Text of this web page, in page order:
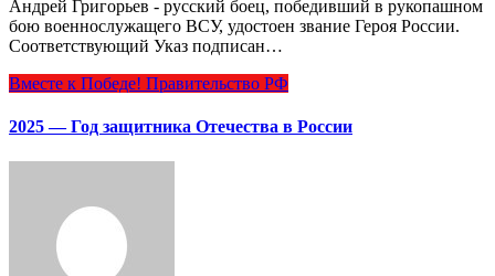
Андрей Григорьев - русский боец, победивший в рукопашном
бою военнослужащего ВСУ, удостоен звание Героя России.
Соответствующий Указ подписан…
Вместе к Победе! Правительство РФ
2025 — Год защитника Отечества в России